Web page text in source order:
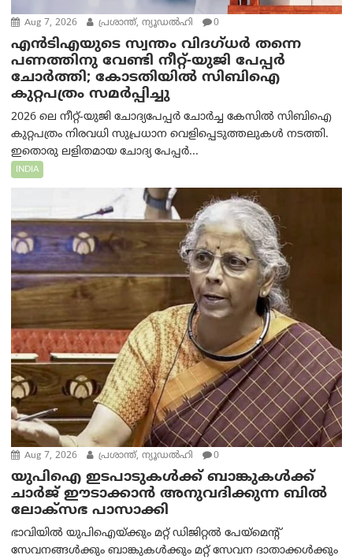
Aug 7, 2026 പ്രശാന്ത്, ന്യൂഡല്‍ഹി 0
എൻ‌ടി‌എയുടെ സ്വന്തം വിദഗ്ധർ തന്നെ
പണത്തിനു വേണ്ടി നീറ്റ്-യു‌ജി പേപ്പർ
ചോർത്തി; കോടതിയില്‍ സിബിഐ
കുറ്റപത്രം സമര്‍പ്പിച്ചു
2026 ലെ നീറ്റ്-യുജി ചോദ്യപേപ്പർ ചോർച്ച കേസിൽ സിബിഐ
കുറ്റപത്രം നിരവധി സുപ്രധാന വെളിപ്പെടുത്തലുകൾ നടത്തി.
ഇതൊരു ലളിതമായ ചോദ്യ പേപ്പർ...
INDIA
Aug 7, 2026 പ്രശാന്ത്, ന്യൂഡല്‍ഹി 0
യുപിഐ ഇടപാടുകൾക്ക് ബാങ്കുകൾക്ക്
ചാർജ് ഈടാക്കാൻ അനുവദിക്കുന്ന ബിൽ
ലോക്‌സഭ പാസാക്കി
ഭാവിയിൽ യുപിഐയ്ക്കും മറ്റ് ഡിജിറ്റൽ പേയ്‌മെന്റ്
സേവനങ്ങൾക്കും ബാങ്കുകൾക്കും മറ്റ് സേവന ദാതാക്കൾക്കും